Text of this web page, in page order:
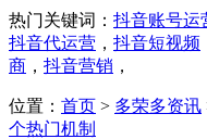
热门关键词： 抖音账号运
抖音代运营 ， 抖音短视频
商 ， 抖音营销 ，
位置： 首页 > 多荣多资讯
个热门机制